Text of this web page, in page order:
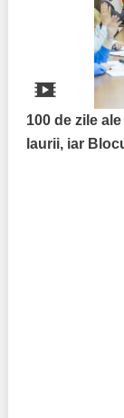
Inițiative în
Inițiative
Politici
Bunele practici
Laborator
100 de zile
laurii, iar